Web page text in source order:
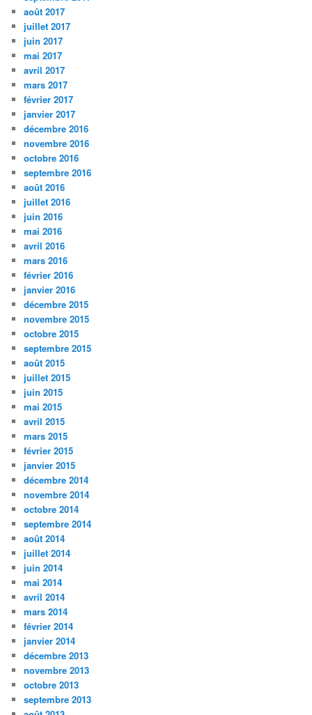
août 2017
juillet 2017
juin 2017
mai 2017
avril 2017
mars 2017
février 2017
janvier 2017
décembre 2016
novembre 2016
octobre 2016
septembre 2016
août 2016
juillet 2016
juin 2016
mai 2016
avril 2016
mars 2016
février 2016
janvier 2016
décembre 2015
novembre 2015
octobre 2015
septembre 2015
août 2015
juillet 2015
juin 2015
mai 2015
avril 2015
mars 2015
février 2015
janvier 2015
décembre 2014
novembre 2014
octobre 2014
septembre 2014
août 2014
juillet 2014
juin 2014
mai 2014
avril 2014
mars 2014
février 2014
janvier 2014
décembre 2013
novembre 2013
octobre 2013
septembre 2013